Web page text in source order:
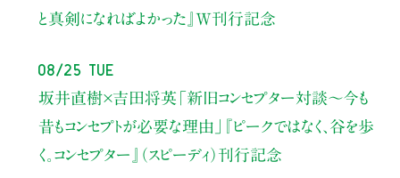
と真剣になればよかった』W刊行記念
08/25 Tue
坂井直樹×吉田将英「新旧コンセプター対談～今も
昔もコンセプトが必要な理由」
『ピークではなく、谷を歩
く。コンセプター』（スピーディ）刊行記念